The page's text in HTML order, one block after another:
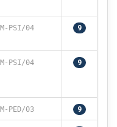
M-PSI/04 9
M-PSI/04 9
M-PED/03 9